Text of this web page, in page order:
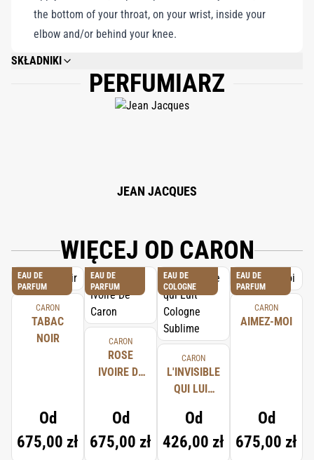
the bottom of your throat, on your wrist, inside your
elbow and/or behind your knee.
SKŁADNIKI
ALCOHOL DENAT., FRAGRANCE/PARFUM, WATER/AQUA, ETHYLHEXYL
METHOXYCINNAMATE, ETHYLHEXYL SALICYLATE, METHYL
ANTHRANILATE, BUTYL METHOXYDIBENZOYLMETHANE, ALCOHOL, TRIS
PERFUMIARZ
JEAN JACQUES
WIĘCEJ OD CARON
EAU DE
PARFUM
CARON
TABAC
NOIR
Od
675,00 zł
EAU DE
PARFUM
CARON
ROSE
IVOIRE DE
Od
675,00 zł
EAU DE
COLOGNE
CARON
L'INVISIBLE
QUI LUIT
SUBLIME
Od
426,00 zł
EAU DE
PARFUM
CARON
AIMEZ-MOI
Od
675,00 zł